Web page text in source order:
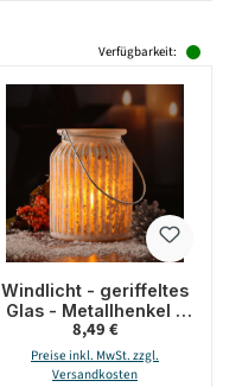
Verfügbarkeit:
Windlicht - geriffeltes
Glas - Metallhenkel -
H: 14,5cm - weiß, gold
Regulärer Preis:
8,49 €
Preise inkl. MwSt. zzgl.
Versandkosten